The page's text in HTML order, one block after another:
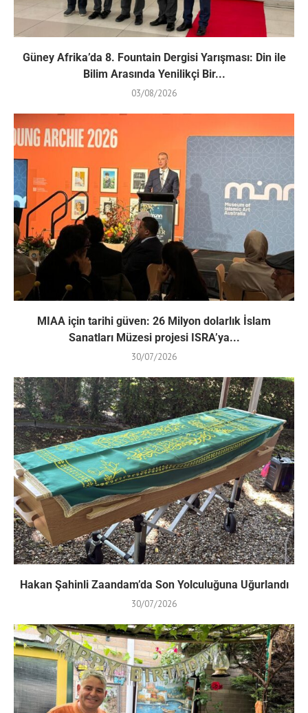
Güney Afrika’da 8. Fountain Dergisi Yarışması: Din ile
Bilim Arasında Yenilikçi Bir...
03/08/2026
MIAA için tarihi güven: 26 Milyon dolarlık İslam
Sanatları Müzesi projesi ISRA’ya...
30/07/2026
Hakan Şahinli Zaandam’da Son Yolculuğuna Uğurlandı
30/07/2026